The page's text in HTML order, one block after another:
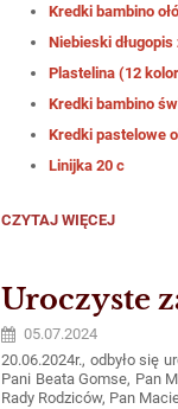
Kredki bambino
Niebieski
Plastelina (12
Kredki bambino
Kredki pastelowe
Linijka 20 c
WYPRAWKA
2024/2025:
CZYTAJ WIĘCEJ
Uroczyste
05.07.2024
20.06.2024r., odbyło się
Pani Beata Gomse, Pan
Rady Rodziców, Pan